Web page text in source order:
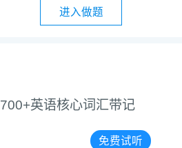
进入做题
700+英语核心词汇带记
免费试听